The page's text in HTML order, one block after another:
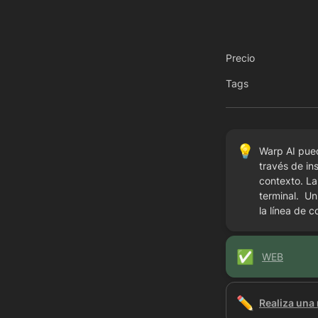
Precio
Tags
💡
Warp AI
través de
contexto.
terminal.
la línea de
✅ WEB
✏️ Realiza